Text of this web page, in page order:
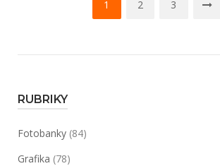
tvorba
Vytváříme
orientovaný
web“
1 2 3
RUBRIKY
Fotobanky (84)
Grafika (78)